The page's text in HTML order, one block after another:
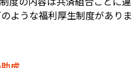
ような福利厚生制度がありま